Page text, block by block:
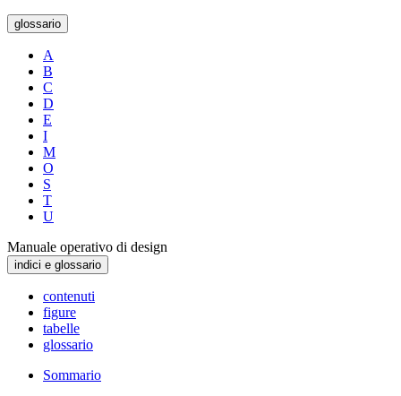
glossario
A
B
C
D
E
I
M
O
S
T
U
Manuale operativo di design
indici e glossario
contenuti
figure
tabelle
glossario
Sommario